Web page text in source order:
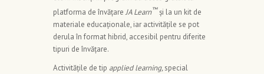
platforma de învățareJA Learn™ și la un kit de
materiale educaționale, iar activitățile se pot
derula în format hibrid, accesibil pentru diferite
tipuri de învățare.
Activitățile de tip applied learning,special